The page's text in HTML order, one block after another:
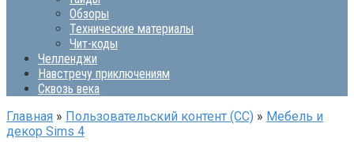
Обзоры
Технические материалы
Чит-коды
Челленджи
Навстречу приключениям
Сквозь века
Главная » Пользовательский контент (СС) » Мебель и
декор Sims 4